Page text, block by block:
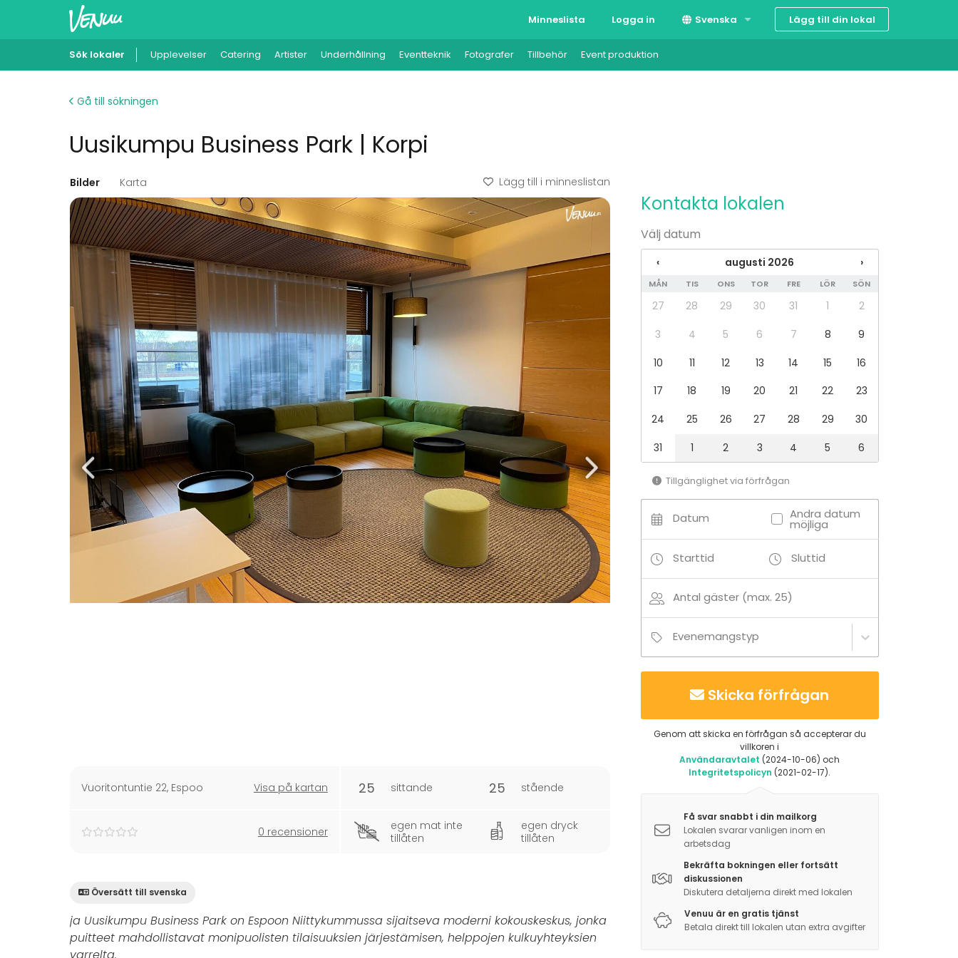
Minneslista Logga in Svenska Lägg till din lokal
Sök lokaler Upplevelser Catering Artister Underhållning Eventteknik Fotografer Tillbehör Event produktion
Gå till sökningen
Uusikumpu Business Park | Korpi
Bilder Karta Lägg till i minneslistan
Vuoritontuntie 22, Espoo Visa på kartan
0 recensioner
25 sittande 25 stående
egen mat inte
tillåten
egen dryck
tillåten
Översätt till svenska
ja Uusikumpu Business Park on Espoon Niittykummussa sijaitseva moderni kokouskeskus, jonka
puitteet mahdollistavat monipuolisten tilaisuuksien järjestämisen, helppojen kulkuyhteyksien
Kontakta lokalen
Välj datum
‹ augusti 2026 ›
MÅN TIS ONS TOR FRE LÖR SÖN
27 28 29 30 31 1
2
3
4 5 6 7 8
9
10
11 12 13 14 15
16
17
18 19 20 21 22
23
24
25 26 27 28 29
30
31
1 2 3 4 5 6
Tillgänglighet via förfrågan
Datum Andra datum
möjliga
Starttid Sluttid
Antal gäster (max. 25)
Evenemangstyp
Skicka förfrågan
Genom att skicka en förfrågan så accepterar du
villkoren i
Användaravtalet (2024-10-06) och
Integritetspolicyn (2021-02-17).
Få svar snabbt i din mailkorg
Lokalen svarar vanligen inom en
arbetsdag
Bekräfta bokningen eller fortsätt
diskussionen
Diskutera detaljerna direkt med lokalen
Venuu är en gratis tjänst
Betala direkt till lokalen utan extra avgifter